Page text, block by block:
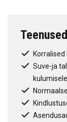
Teenused
Suve-ja
kulumisele